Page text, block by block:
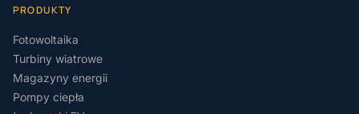
PRODUKTY
Fotowoltaika
Turbiny wiatrowe
Magazyny energii
Pompy ciepła